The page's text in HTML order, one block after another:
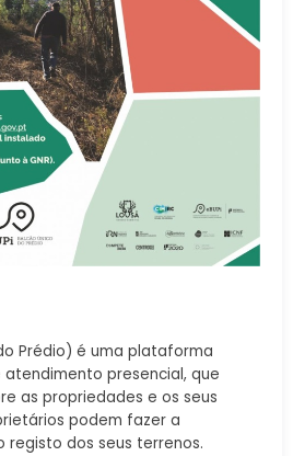
Prédio) é uma plataforma
presencial, que
as propriedades e os seus
podem fazer a
dos seus terrenos.